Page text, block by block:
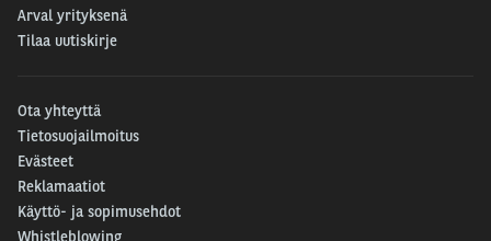
Arval yrityksenä
Tilaa uutiskirje
Ota yhteyttä
Tietosuojailmoitus
Evästeet
Reklamaatiot
Käyttö- ja sopimusehdot
Whistleblowing